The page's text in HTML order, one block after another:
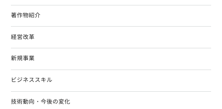
著作物紹介
経営改革
新規事業
ビジネススキル
技術動向・今後の変化